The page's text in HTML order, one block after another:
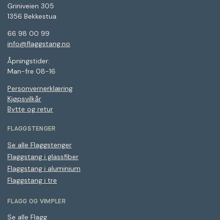
Griniveien 305
1356 Bekkestua
66 98 00 99
info@flaggstang.no
Åpningstider:
Man-fre 08-16
Personvernerklæring
Kjøpsvilkår
Bytte og retur
FLAGGSTENGER
Se alle Flaggstenger
Flaggstang i glassfiber
Flaggstang i aluminium
Flaggstang i tre
FLAGG OG VIMPLER
Se alle Flagg